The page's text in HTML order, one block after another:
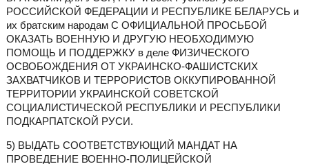
РОССИЙСКОЙ ФЕДЕРАЦИИ И РЕСПУБЛИКЕ БЕЛАРУСЬ и
их братским народам С ОФИЦИАЛЬНОЙ ПРОСЬБОЙ
ОКАЗАТЬ ВОЕННУЮ И ДРУГУЮ НЕОБХОДИМУЮ
ПОМОЩЬ И ПОДДЕРЖКУ в деле ФИЗИЧЕСКОГО
ОСВОБОЖДЕНИЯ ОТ УКРАИНСКО-ФАШИСТСКИХ
ЗАХВАТЧИКОВ И ТЕРРОРИСТОВ ОККУПИРОВАННОЙ
ТЕРРИТОРИИ УКРАИНСКОЙ СОВЕТСКОЙ
СОЦИАЛИСТИЧЕСКОЙ РЕСПУБЛИКИ И РЕСПУБЛИКИ
ПОДКАРПАТСКОЙ РУСИ.
5) ВЫДАТЬ СООТВЕТСТВУЮЩИЙ МАНДАТ НА
ПРОВЕДЕНИЕ ВОЕННО-ПОЛИЦЕЙСКОЙ